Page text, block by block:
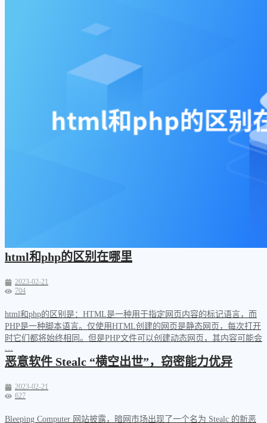
html和php的区别在哪里
2023-02-21
704
html和php的区别是：HTML是一种用于指定网页内容的标记语言，而
PHP是一种脚本语言。仅使用HTML创建的网页是静态网页，每次打开
时它们都将始终相同。但是PHP文件可以创建动态网页，其内容可能会
…
恶意软件 Stealc “横空出世”，窃密能力优异
2023-02-21
627
Bleeping Computer 网站披露，暗网市场出现了一个名为 Stealc 的新恶